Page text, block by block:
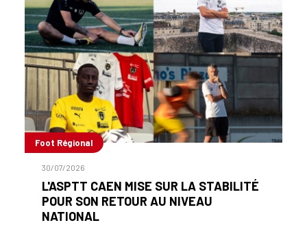
Foot Régional
30/07/2026
L'ASPTT CAEN MISE SUR LA STABILITÉ
POUR SON RETOUR AU NIVEAU
NATIONAL